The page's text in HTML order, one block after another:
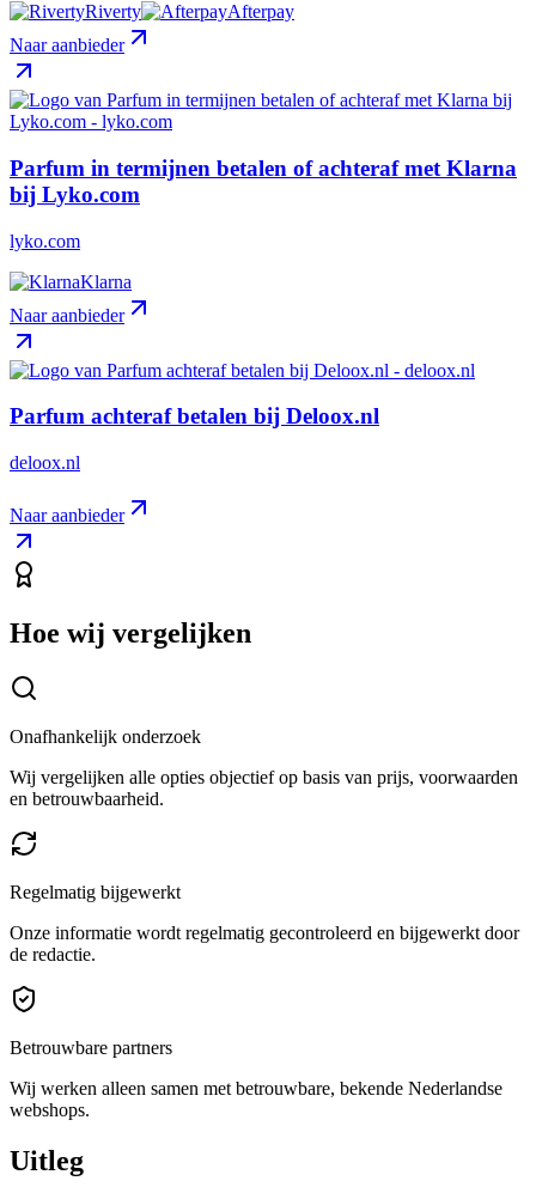
Riverty
Afterpay
Naar aanbieder
Parfum in termijnen betalen of achteraf met Klarna
bij Lyko.com
lyko.com
Klarna
Naar aanbieder
Parfum achteraf betalen bij Deloox.nl
deloox.nl
Naar aanbieder
Hoe wij vergelijken
Onafhankelijk onderzoek
Wij vergelijken alle opties objectief op basis van prijs, voorwaarden
en betrouwbaarheid.
Regelmatig bijgewerkt
Onze informatie wordt regelmatig gecontroleerd en bijgewerkt door
de redactie.
Betrouwbare partners
Wij werken alleen samen met betrouwbare, bekende Nederlandse
webshops.
Uitleg